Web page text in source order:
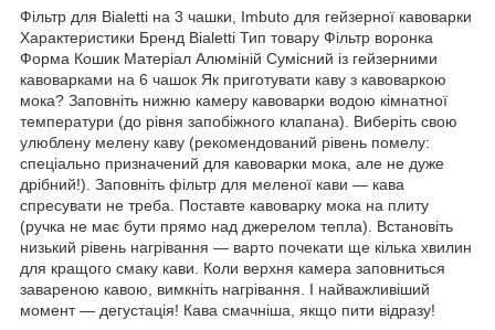
Фільтр для Bialetti на 3 чашки, Imbuto для гейзерної кавоварки
Характеристики Бренд Bialetti Тип товару Фільтр воронка
Форма Кошик Матеріал Алюміній Сумісний із гейзерними
кавоварками на 6 чашок Як приготувати каву з кавоваркою
мока? Заповніть нижню камеру кавоварки водою кімнатної
температури (до рівня запобіжного клапана). Виберіть свою
улюблену мелену каву (рекомендований рівень помелу:
спеціально призначений для кавоварки мока, але не дуже
дрібний!). Заповніть фільтр для меленої кави — кава
спресувати не треба. Поставте кавоварку мока на плиту
(ручка не має бути прямо над джерелом тепла). Встановіть
низький рівень нагрівання — варто почекати ще кілька хвилин
для кращого смаку кави. Коли верхня камера заповниться
завареною кавою, вимкніть нагрівання. І найважливіший
момент — дегустація! Кава смачніша, якщо пити відразу!